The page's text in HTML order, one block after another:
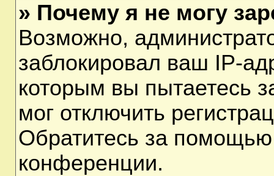
» Почему я не могу
Возможно,
заблокировал ваш IP-
которым вы пытаетесь
мог отключить
Обратитесь за помощью
конференции.